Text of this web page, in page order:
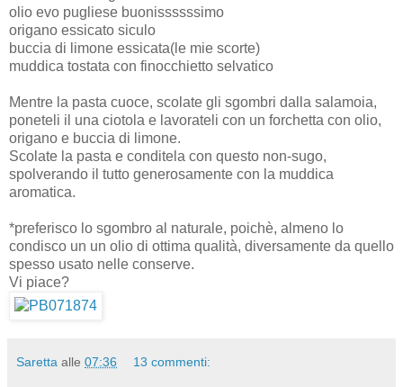
olio evo pugliese buonissssssimo
origano essicato siculo
buccia di limone essicata(le mie scorte)
muddica tostata con finocchietto selvatico
Mentre la pasta cuoce, scolate gli sgombri dalla salamoia,
poneteli il una ciotola e lavorateli con un forchetta con olio,
origano e buccia di limone.
Scolate la pasta e conditela con questo non-sugo,
spolverando il tutto generosamente con la muddica
aromatica.
*preferisco lo sgombro al naturale, poichè, almeno lo
condisco un un olio di ottima qualità, diversamente da quello
spesso usato nelle conserve.
Vi piace?
Saretta alle 07:36 13 commenti: